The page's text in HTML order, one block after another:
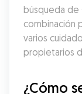
búsqueda de
combinación
varios
propietarios
¿Cómo